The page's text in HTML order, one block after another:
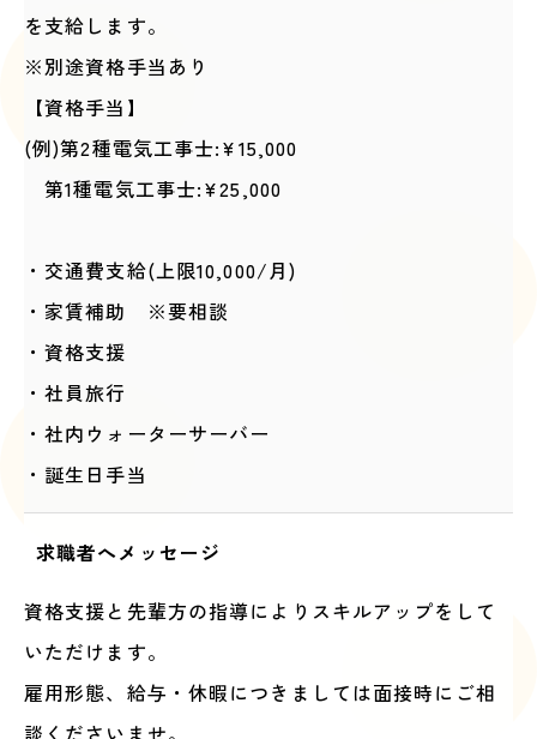
を支給します。
※別途資格手当あり
【資格手当】
(例)第2種電気工事士:¥15,000
第1種電気工事士:¥25,000
・交通費支給(上限10,000/月)
・家賃補助 ※要相談
・資格支援
・社員旅行
・社内ウォーターサーバー
・誕生日手当
求職者へメッセージ
資格支援と先輩方の指導によりスキルアップをして
いただけます。
雇用形態、給与・休暇につきましては面接時にご相
談くださいませ。